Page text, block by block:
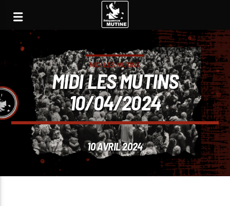
MIDI LES MUTINS
MIDI LES MUTINS
10/04/2024
10 AVRIL 2024